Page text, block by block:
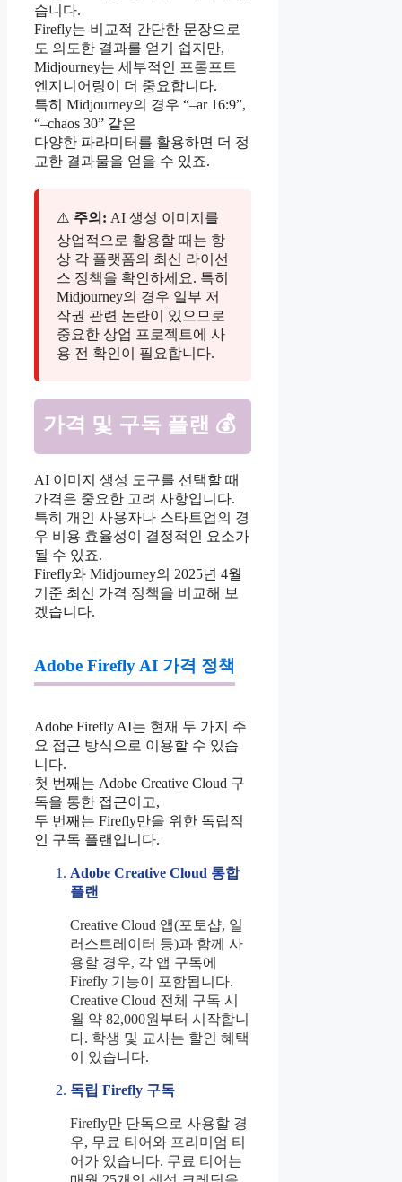
습니다.
Firefly는 비교적 간단한 문장으로
도 의도한 결과를 얻기 쉽지만,
Midjourney는 세부적인 프롬프트
엔지니어링이 더 중요합니다.
특히 Midjourney의 경우 “–ar 16:9”,
“–chaos 30” 같은
다양한 파라미터를 활용하면 더 정
교한 결과물을 얻을 수 있죠.
⚠️ 주의: AI 생성 이미지를
상업적으로 활용할 때는 항
상 각 플랫폼의 최신 라이선
스 정책을 확인하세요. 특히
Midjourney의 경우 일부 저
작권 관련 논란이 있으므로
중요한 상업 프로젝트에 사
용 전 확인이 필요합니다.
가격 및 구독 플랜 💰
AI 이미지 생성 도구를 선택할 때
가격은 중요한 고려 사항입니다.
특히 개인 사용자나 스타트업의 경
우 비용 효율성이 결정적인 요소가
될 수 있죠.
Firefly와 Midjourney의 2025년 4월
기준 최신 가격 정책을 비교해 보
겠습니다.
Adobe Firefly AI 가격 정책
Adobe Firefly AI는 현재 두 가지 주
요 접근 방식으로 이용할 수 있습
니다.
첫 번째는 Adobe Creative Cloud 구
독을 통한 접근이고,
두 번째는 Firefly만을 위한 독립적
인 구독 플랜입니다.
Adobe Creative Cloud 통합
플랜
Creative Cloud 앱(포토샵, 일
러스트레이터 등)과 함께 사
용할 경우, 각 앱 구독에
Firefly 기능이 포함됩니다.
Creative Cloud 전체 구독 시
월 약 82,000원부터 시작합니
다. 학생 및 교사는 할인 혜택
이 있습니다.
독립 Firefly 구독
Firefly만 단독으로 사용할 경
우, 무료 티어와 프리미엄 티
어가 있습니다. 무료 티어는